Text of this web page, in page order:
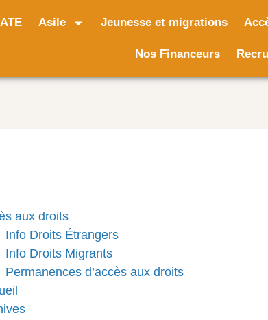
Asile Jeunesse et migrations
Nos Financeurs
aux droits
Info Droits Étrangers
Info Droits Migrants
Permanences d’accès aux droits